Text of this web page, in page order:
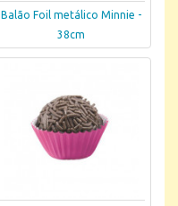
Balão Foil metálico Minnie -
38cm